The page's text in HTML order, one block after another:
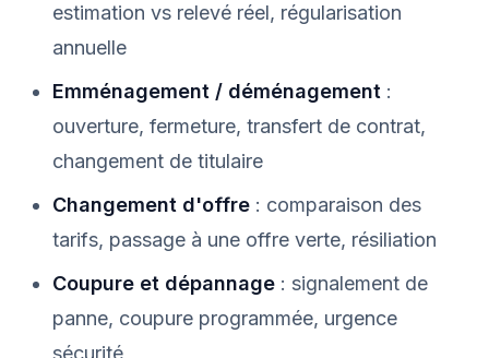
estimation vs relevé réel, régularisation
annuelle
Emménagement / déménagement :
ouverture, fermeture, transfert de contrat,
changement de titulaire
Changement d'offre : comparaison des
tarifs, passage à une offre verte, résiliation
Coupure et dépannage : signalement de
panne, coupure programmée, urgence
sécurité